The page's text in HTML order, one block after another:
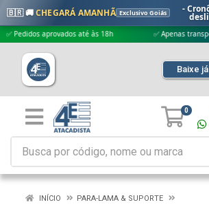
🇧🇷 🚚CHEGARÁ AMANHÃ Exclusivo Goiás -
aprovados até às 18h ✅ Apenas
Baixe
0
INÍCIO
PARA-LAMA & SUPORTE